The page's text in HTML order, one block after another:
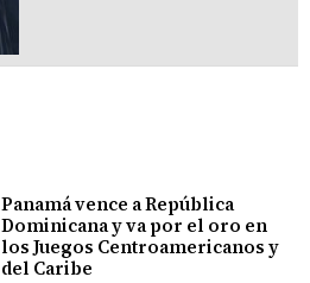
Panamá vence a República
Dominicana y va por el oro en
los Juegos Centroamericanos y
del Caribe